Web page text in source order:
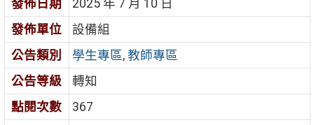
發佈日期
2025 年 7 月 10 日
發佈單位
設備組
公告類別
學生專區, 教師專區
公告等級
轉知
點閱次數
367